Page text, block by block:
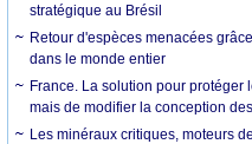
stratégique au Brésil
Retour d'espèces menacées
dans le monde entier
France. La solution pour protéger
mais de modifier la conception
Les minéraux critiques, moteurs